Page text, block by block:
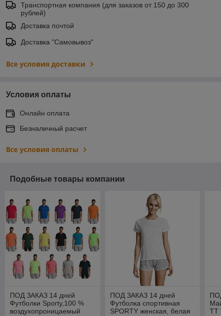
Транспортная компания (для заказов от 150 до 300
рублей)
Доставка почтой
Доставка "Самовывоз"
Все условия доставки
Условия оплаты
Онлайн оплата
Безналичный расчет
Все условия оплаты
Подобные товары компании
ПОД ЗАКАЗ 14 дней
Футболки Sporty,100 %
воздухопроницаемый
ПОД ЗАКАЗ 14 дней
Футболка спортивная
SPORTY женская, белая
TT